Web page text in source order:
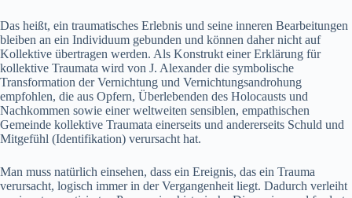
Das heißt, ein traumatisches Erlebnis und seine inneren Bearbeitungen
bleiben an ein Individuum gebunden und können daher nicht auf
Kollektive übertragen werden. Als Konstrukt einer Erklärung für
kollektive Traumata wird von J. Alexander die symbolische
Transformation der Vernichtung und Vernichtungsandrohung
empfohlen, die aus Opfern, Überlebenden des Holocausts und
Nachkommen sowie einer weltweiten sensiblen, empathischen
Gemeinde kollektive Traumata einerseits und andererseits Schuld und
Mitgefühl (Identifikation) verursacht hat.
Man muss natürlich einsehen, dass ein Ereignis, das ein Trauma
verursacht, logisch immer in der Vergangenheit liegt. Dadurch verleiht